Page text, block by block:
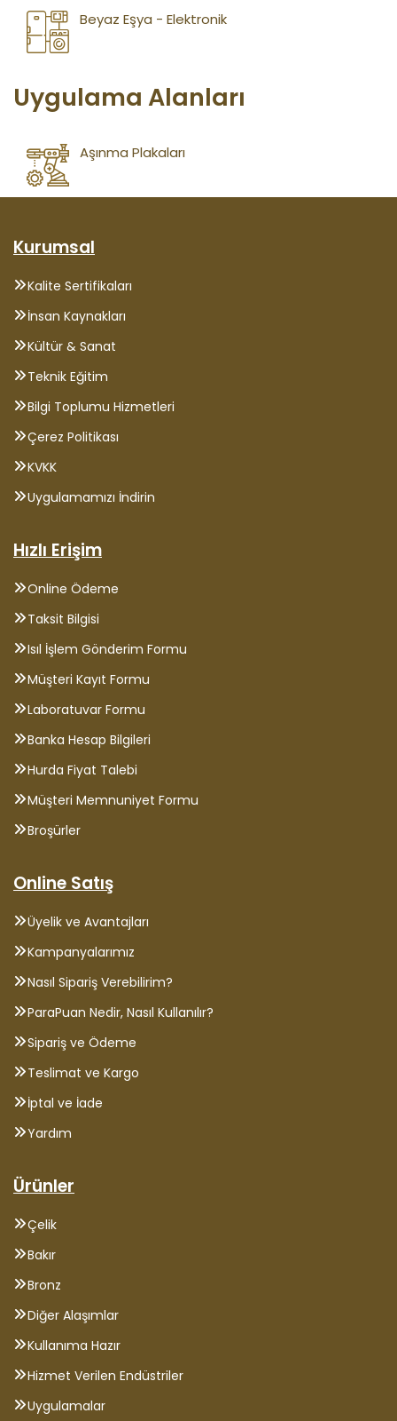
Beyaz Eşya - Elektronik
Uygulama Alanları
Aşınma Plakaları
Kurumsal
Kalite Sertifikaları
İnsan Kaynakları
Kültür & Sanat
Teknik Eğitim
Bilgi Toplumu Hizmetleri
Çerez Politikası
KVKK
Uygulamamızı İndirin
Hızlı Erişim
Online Ödeme
Taksit Bilgisi
Isıl İşlem Gönderim Formu
Müşteri Kayıt Formu
Laboratuvar Formu
Banka Hesap Bilgileri
Hurda Fiyat Talebi
Müşteri Memnuniyet Formu
Broşürler
Online Satış
Üyelik ve Avantajları
Kampanyalarımız
Nasıl Sipariş Verebilirim?
ParaPuan Nedir, Nasıl Kullanılır?
Sipariş ve Ödeme
Teslimat ve Kargo
İptal ve İade
Yardım
Ürünler
Çelik
Bakır
Bronz
Diğer Alaşımlar
Kullanıma Hazır
Hizmet Verilen Endüstriler
Uygulamalar